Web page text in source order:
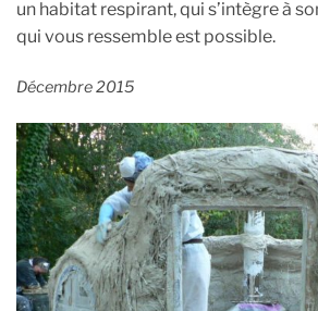
un habitat respirant, qui s’intègre à
qui vous ressemble est possible.
Décembre 2015